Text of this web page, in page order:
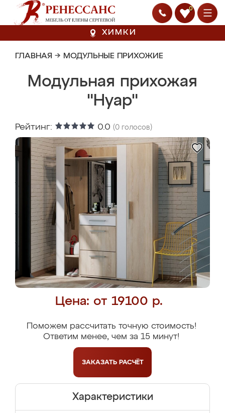
0
ХИМКИ
ГЛАВНАЯ → МОДУЛЬНЫЕ ПРИХОЖИЕ
Модульная прихожая
"Нуар"
Рейтинг: 0.0 (0 голосов)
Цена: от 19100 р.
Поможем рассчитать точную стоимость!
Ответим менее, чем за 15 минут!
ЗАКАЗАТЬ РАСЧЁТ
Характеристики